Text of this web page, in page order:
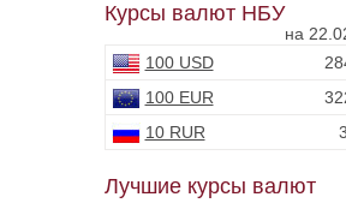
Курсы валют НБУ
на
100 USD
100 EUR
10 RUR
Лучшие курсы валют